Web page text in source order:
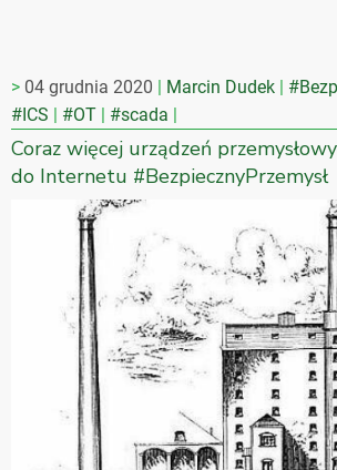
04 grudnia 2020 Marcin Dudek
#ICS
#OT #scada
Coraz więcej urządzeń
do Internetu #BezpiecznyPrzemysł